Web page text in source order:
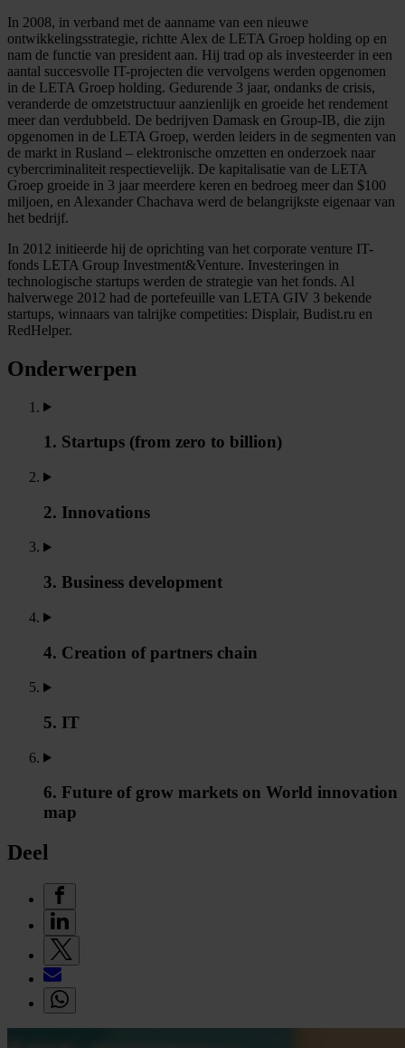
In 2008, in verband met de aanname van een nieuwe
ontwikkelingsstrategie, richtte Alex de LETA Groep holding op en
nam de functie van president aan. Hij trad op als investeerder in een
aantal succesvolle IT-projecten die vervolgens werden opgenomen
in de LETA Groep holding. Gedurende 3 jaar, ondanks de crisis,
veranderde de omzetstructuur aanzienlijk en groeide het rendement
meer dan verdubbeld. De bedrijven Damask en Group-IB, die zijn
opgenomen in de LETA Groep, werden leiders in de segmenten van
de markt in Rusland – elektronische omzetten en onderzoek naar
cybercriminaliteit respectievelijk. De kapitalisatie van de LETA
Groep groeide in 3 jaar meerdere keren en bedroeg meer dan $100
miljoen, en Alexander Chachava werd de belangrijkste eigenaar van
het bedrijf.
In 2012 initieerde hij de oprichting van het corporate venture IT-
fonds LETA Group Investment&Venture. Investeringen in
technologische startups werden de strategie van het fonds. Al
halverwege 2012 had de portefeuille van LETA GIV 3 bekende
startups, winnaars van talrijke competities: Displair, Budist.ru en
RedHelper.
Onderwerpen
1. Startups (from zero to billion)
2. Innovations
3. Business development
4. Creation of partners chain
5. IT
6. Future of grow markets on World innovation
map
Deel